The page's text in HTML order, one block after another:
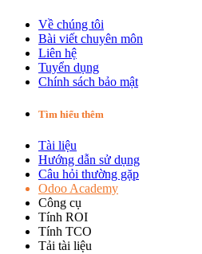
Về chúng tôi
Bài viết chuyên môn
Liên hệ
Tuyển dụng
Chính sách bảo mật
Tìm hiểu thêm
Tài liệu
Hướng dẫn sử dụng
Câu hỏi thường gặp
Odoo Academy
Công cụ
Tính ROI
Tính TCO
Tải tài liệu